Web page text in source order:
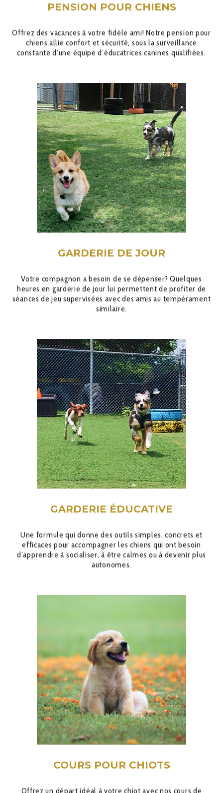
PENSION POUR CHIENS
Offrez des vacances à votre fidèle ami! Notre pension pour
chiens allie confort et sécurité, sous la surveillance
constante d’une équipe d’éducatrices canines qualifiées.
GARDERIE DE JOUR
Votre compagnon a besoin de se dépenser? Quelques
heures en garderie de jour lui permettent de profiter de
séances de jeu supervisées avec des amis au tempérament
similaire.
GARDERIE ÉDUCATIVE
Une formule qui donne des outils simples, concrets et
efficaces pour accompagner les chiens qui ont besoin
d’apprendre à socialiser, à être calmes ou à devenir plus
autonomes.
COURS POUR CHIOTS
Offrez un départ idéal à votre chiot avec nos cours de